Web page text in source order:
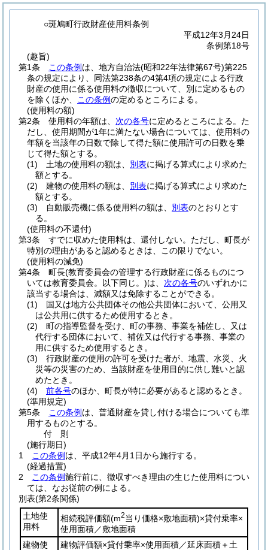
○斑鳩町行政財産使用料条例
平成12年3月24日
条例第18号
(趣旨)
第1条
この条例 は、地方自治法(昭和22年法律第67号)第225
条の規定により、同法第238条の4第4項の規定による行政
財産の使用に係る使用料の徴収について、別に定めるもの
を除くほか、
この条例の定めるところによる。
(使用料の額)
第2条
使用料の年額は、 次の各号に定めるところによる。 た
だし、使用期間が1年に満たない場合については、使用料の
年額を当該年の日数で除して得た額に使用許可の日数を乗
じて得た額とする。
(1)
土地の使用料の額は、 別表に掲げる算式により求めた
額とする。
(2)
建物の使用料の額は、 別表に掲げる算式により求めた
額とする。
(3)
自動販売機に係る使用料の額は、 別表のとおりとす
る。
(使用料の不還付)
第3条
すでに収めた使用料は、還付しない。 ただし、町長が
特別の理由があると認めるときは、この限りでない。
(使用料の減免)
第4条
町長(教育委員会の管理する行政財産に係るものにつ
いては教育委員会。以下同じ。)は、 次の各号のいずれかに
該当する場合は、減額又は免除することができる。
(1)
国又は地方公共団体その他公共団体において、公用又
は公共用に供するため使用するとき。
(2)
町の指導監督を受け、町の事務、事業を補佐し、又は
代行する団体において、補佐又は代行する事務、事業の
用に供するため使用するとき。
(3)
行政財産の使用の許可を受けた者が、地震、水災、火
災等の災害のため、当該財産を使用目的に供し難いと認
めたとき。
(4)
前各号のほか、町長が特に必要があると認めるとき。
(準用規定)
第5条
この条例 は、普通財産を貸し付ける場合についても準
用するものとする。
付 則
(施行期日)
1
この条例 は、平成12年4月1日から施行する。
(経過措置)
2
この条例施行前に、徴収すべき理由の生じた使用料につい
ては、なお従前の例による。
別表(第2条関係)
土地使
用料
相続税評価額(m2当り価格×敷地面積)×貸付乗率×
使用面積／敷地面積
建物使
建物評価額×貸付乗率×使用面積／延床面積＋土